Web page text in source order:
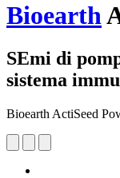
Bioearth
SEmi di
sistema
Bioearth ActiSeed